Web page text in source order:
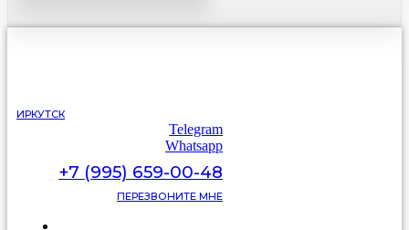
ИРКУТСК
Telegram
Whatsapp
+7 (995) 659-00-48
ПЕРЕЗВОНИТЕ МНЕ